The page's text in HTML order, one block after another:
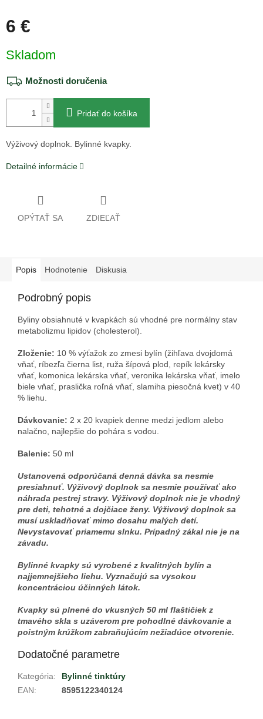
6 €
cena:
Skladom
Možnosti doručenia
Pridať do košíka
Výživový doplnok. Bylinné kvapky.
Detailné informácie
OPÝTAŤ SA ZDIEĽAŤ
Popis Hodnotenie Diskusia
Podrobný popis
Byliny obsiahnuté v kvapkách sú vhodné pre normálny stav
metabolizmu lipidov (cholesterol).
Zloženie: 10 % výťažok zo zmesi bylín (žihľava dvojdomá
vňať, ríbezľa čierna list, ruža šípová plod, repík lekársky
vňať, komonica lekárska vňať, veronika lekárska vňať, imelo
biele vňať, praslička roľná vňať, slamiha piesočná kvet) v 40
% liehu.
Dávkovanie: 2 x 20 kvapiek denne medzi jedlom alebo
nalačno, najlepšie do pohára s vodou.
Balenie: 50 ml
Ustanovená odporúčaná denná dávka sa nesmie
presiahnuť. Výživový doplnok sa nesmie používať ako
náhrada pestrej stravy. Výživový doplnok nie je vhodný
pre deti, tehotné a dojčiace ženy. Výživový doplnok sa
musí uskladňovať mimo dosahu malých detí.
Nevystavovať priamemu slnku. Prípadný zákal nie je na
závadu.
Bylinné kvapky sú vyrobené z kvalitných bylín a
najjemnejšieho liehu. Vyznačujú sa vysokou
koncentráciou účinných látok.
Kvapky sú plnené do vkusných 50 ml flaštičiek z
tmavého skla s uzáverom pre pohodlné dávkovanie a
poistným krúžkom zabraňujúcím nežiadúce otvorenie.
Dodatočné parametre
Kategória:
Bylinné tinktúry
EAN: 8595122340124